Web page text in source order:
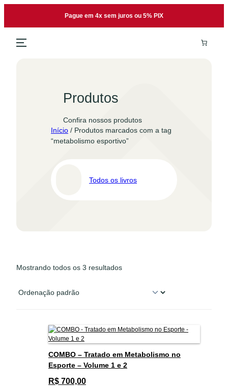
o
Pague em 4x sem juros ou 5% PIX
Produtos
Confira nossos produtos
Início / Produtos marcados com a tag
“metabolismo esportivo”
Todos os livros
Mostrando todos os 3 resultados
COMBO – Tratado em Metabolismo no
Esporte – Volume 1 e 2
R$ 700,00